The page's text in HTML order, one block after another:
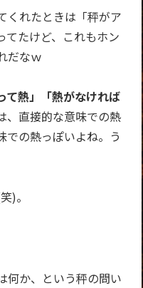
くれたときは「秤がア
たけど、これもホン
だなｗ
て熱」「熱がなければ
、直接的な意味での熱
での熱っぽいよね。う
)。
何か、という秤の問い